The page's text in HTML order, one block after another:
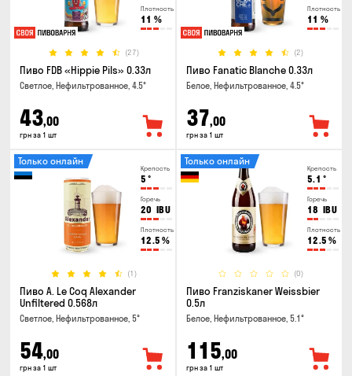
Плотность
11 %
(27)
Пиво FDB «Hippie Pils» 0.33л
Светлое, Нефильтрованное, 4.5°
43,00
грн за 1 шт
Плотность
11 %
(2)
Пиво Fanatic Blanche 0.33л
Белое, Нефильтрованное, 4.5°
37,00
грн за 1 шт
Крепость
5 °
Горечь
20 IBU
Плотность
12.5 %
(1)
Только онлайн
Пиво A. Le Coq Alexander
Unfiltered 0.568л
Светлое, Нефильтрованное, 5°
54,00
грн за 1 шт
Крепость
5.1 °
Горечь
18 IBU
Плотность
12.5 %
(0)
Только онлайн
Пиво Franziskaner Weissbier
0.5л
Белое, Нефильтрованное, 5.1°
115,00
грн за 1 шт